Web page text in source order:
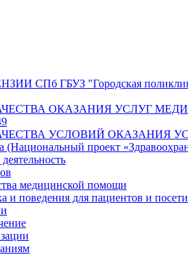
СПб ГБУЗ "Городская
ОКАЗАНИЯ УСЛУГ
УСЛОВИЙ ОКАЗАНИЯ
(Национальный проект
медицинской помощи
и поведения для пациентов и